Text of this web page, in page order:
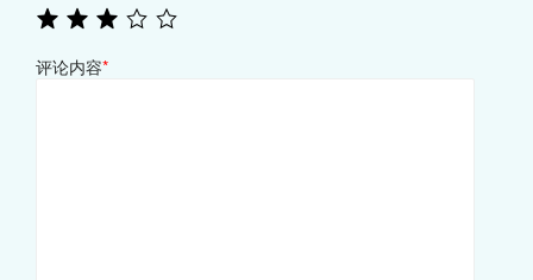
评论内容*